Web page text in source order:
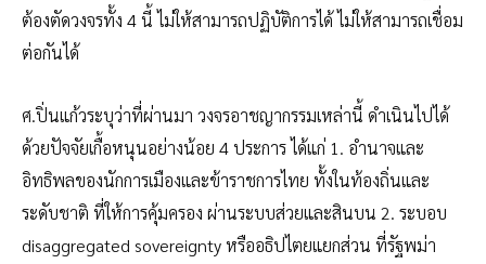
ต้องตัดวงจรทั้ง 4 นี้ ไม่ให้สามารถปฏิบัติการได้ ไม่ให้สามารถเชื่อม
ต่อกันได้
ศ.ปิ่นแก้วระบุว่าที่ผ่านมา วงจรอาชญากรรมเหล่านี้ ดำเนินไปได้
ด้วยปัจจัยเกื้อหนุนอย่างน้อย 4 ประการ ได้แก่ 1. อำนาจและ
อิทธิพลของนักการเมืองและข้าราชการไทย ทั้งในท้องถิ่นและ
ระดับชาติ ที่ให้การคุ้มครอง ผ่านระบบส่วยและสินบน 2. ระบอบ
disaggregated sovereignty หรืออธิปไตยแยกส่วน ที่รัฐพม่า